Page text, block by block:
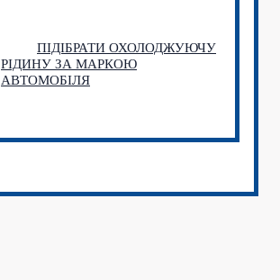
ПІДІБРАТИ ОХОЛОДЖУЮЧУ
РІДИНУ ЗА МАРКОЮ
АВТОМОБІЛЯ